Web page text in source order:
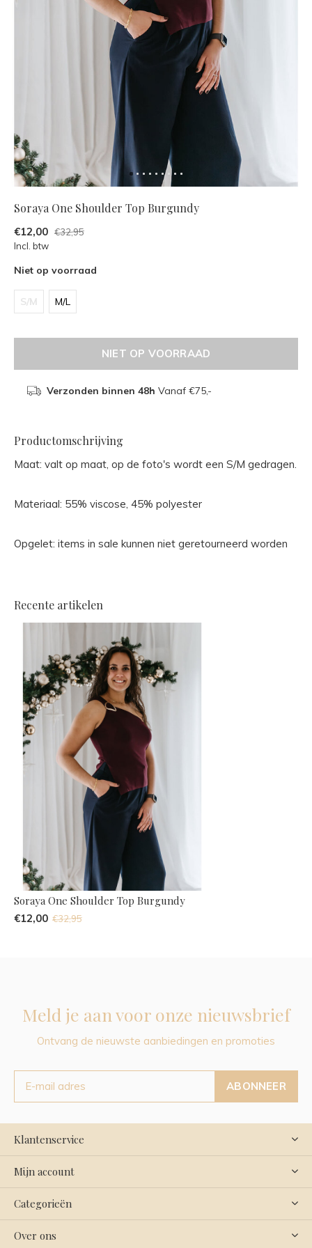
Soraya One Shoulder Top Burgundy
€12,00 €32,95
Incl. btw
Niet op voorraad
S/M M/L
NIET OP VOORRAAD
Verzonden binnen 48h Vanaf €75,-
Productomschrijving
Maat: valt op maat, op de foto's wordt een S/M gedragen.
Materiaal: 55% viscose, 45% polyester
Opgelet: items in sale kunnen niet geretourneerd worden
Recente artikelen
Soraya One Shoulder Top Burgundy
€12,00 €32,95
Meld je aan voor onze nieuwsbrief
Ontvang de nieuwste aanbiedingen en promoties
ABONNEER
Klantenservice
Mijn account
Categorieën
Over ons